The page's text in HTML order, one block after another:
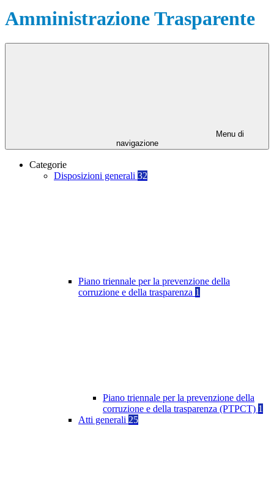
Amministrazione Trasparente
Menu di
navigazione
Categorie
Disposizioni generali 32
Piano triennale per la prevenzione della
corruzione e della trasparenza 1
Piano triennale per la prevenzione della
corruzione e della trasparenza (PTPCT) 1
Atti generali 25